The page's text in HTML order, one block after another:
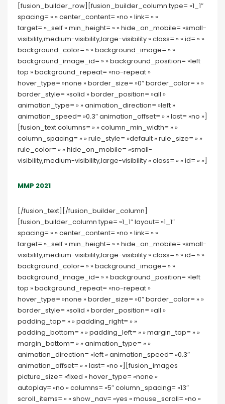
[fusion_builder_row][fusion_builder_column type= »1_1″
spacing= » » center_content= »no » link= » »
target= »_self » min_height= » » hide_on_mobile= »small-
visibility,medium-visibility,large-visibility » class= » » id= » »
background_color= » » background_image= » »
background_image_id= » » background_position= »left
top » background_repeat= »no-repeat »
hover_type= »none » border_size= »0″ border_color= » »
border_style= »solid » border_position= »all »
animation_type= » » animation_direction= »left »
animation_speed= »0.3″ animation_offset= » » last= »no »]
[fusion_text columns= » » column_min_width= » »
column_spacing= » » rule_style= »default » rule_size= » »
rule_color= » » hide_on_mobile= »small-
visibility,medium-visibility,large-visibility » class= » » id= » »]
MMP 2021
[/fusion_text][/fusion_builder_column]
[fusion_builder_column type= »1_1″ layout= »1_1″
spacing= » » center_content= »no » link= » »
target= »_self » min_height= » » hide_on_mobile= »small-
visibility,medium-visibility,large-visibility » class= » » id= » »
background_color= » » background_image= » »
background_image_id= » » background_position= »left
top » background_repeat= »no-repeat »
hover_type= »none » border_size= »0″ border_color= » »
border_style= »solid » border_position= »all »
padding_top= » » padding_right= » »
padding_bottom= » » padding_left= » » margin_top= » »
margin_bottom= » » animation_type= » »
animation_direction= »left » animation_speed= »0.3″
animation_offset= » » last= »no »][fusion_images
picture_size= »fixed » hover_type= »none »
autoplay= »no » columns= »5″ column_spacing= »13″
scroll_items= » » show_nav= »yes » mouse_scroll= »no »